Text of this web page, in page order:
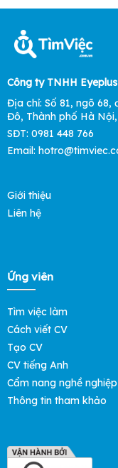
Công ty TNHH
Địa chỉ: Số 81, ngõ 68,
Đô, Thành phố Hà
SĐT: 0981 448 766
Email:
Giới thiệu
Liên hệ
Ứng viên
Tìm việc làm
Cách viết CV
Tạo CV
CV tiếng Anh
Cẩm nang nghề nghiệp
Thông tin tham khảo